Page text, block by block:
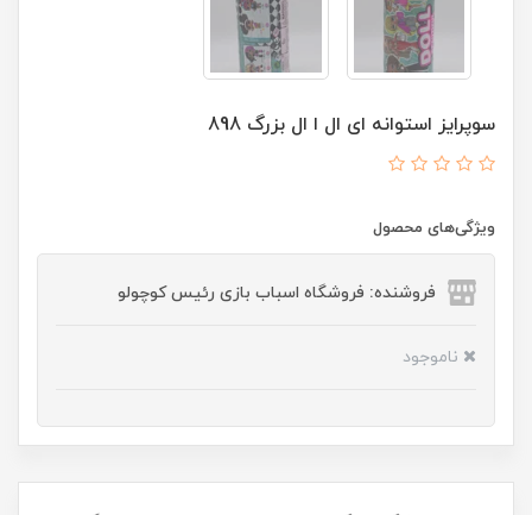
سوپرایز استوانه ای ال ا ال بزرگ 898
ویژگی‌های محصول
فروشنده: فروشگاه اسباب بازی رئیس کوچولو
ناموجود